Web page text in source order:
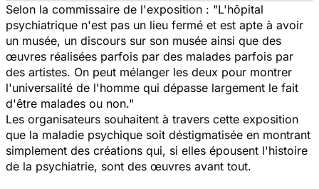
Selon la commissaire de l'exposition : "L'hôpital
psychiatrique n'est pas un lieu fermé et est apte à avoir
un musée, un discours sur son musée ainsi que des
œuvres réalisées parfois par des malades parfois par
des artistes. On peut mélanger les deux pour montrer
l'universalité de l'homme qui dépasse largement le fait
d'être malades ou non."
Les organisateurs souhaitent à travers cette exposition
que la maladie psychique soit déstigmatisée en montrant
simplement des créations qui, si elles épousent l'histoire
de la psychiatrie, sont des œuvres avant tout.